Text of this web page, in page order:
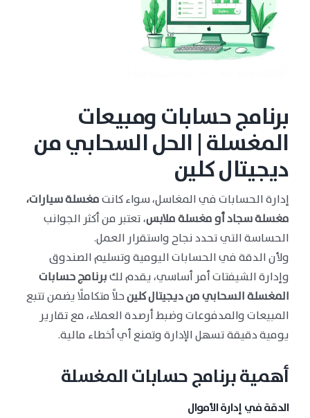
برنامج حسابات ومبيعات
المغسلة | الحل السحابي من
ديجيتال كلين
إدارة الحسابات في المغاسل، سواء كانتمغسلة سيارات،
مغسلة سجاد أو مغسلة ملابس، تعتبر من أكثر الجوانب
الحساسة التي تحدد نجاح واستقرار العمل.
ولأن الدقة في الحسابات اليومية وتسليم الصندوق
وإدارة الشيفتات أمر أساسي، يقدم لكبرنامج حسابات
المغسلة السحابي من ديجيتال كلينحلاً متكاملًا يضمن تتبع
المبيعات والمدفوعات وضبط أرصدة العملاء، مع تقارير
يومية دقيقة تسهل الإدارة وتمنع أي أخطاء مالية.
أهمية برنامج حسابات المغسلة
الدقة في إدارة الأموال